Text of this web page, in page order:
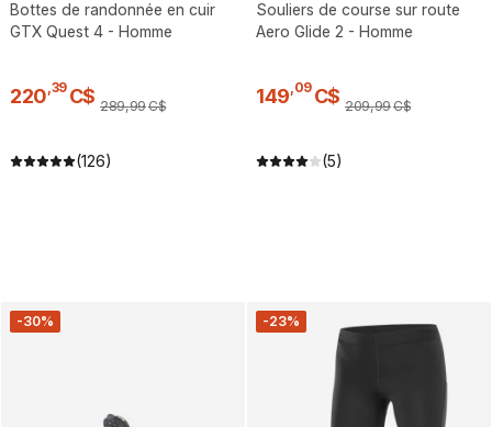
Bottes de randonnée en cuir
GTX Quest 4 - Homme
220,39 C$ 289,99C$
(126)
Souliers de course sur route
Aero Glide 2 - Homme
149,09 C$ 209,99C$
(5)
-30% -23%